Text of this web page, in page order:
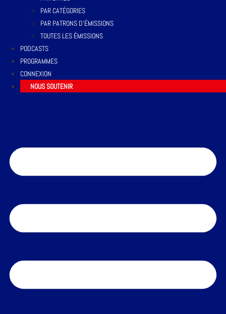
PAR CATÉGORIES
PAR PATRONS D’ÉMISSIONS
TOUTES LES ÉMISSIONS
PODCASTS
PROGRAMMES
CONNEXION
NOUS SOUTENIR